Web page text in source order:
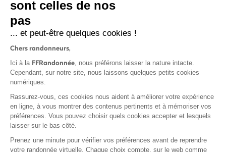
Protection des données
Politique de confidentialité
sont celles de nos
pas
... et peut-être quelques cookies !
Chers randonneurs,
Ici à la FFRandonnée, nous préférons laisser la nature intacte.
Cependant, sur notre site, nous laissons quelques petits cookies
numériques.
Rassurez-vous, ces cookies nous aident à améliorer votre expérience
en ligne, à vous montrer des contenus pertinents et à mémoriser vos
préférences. Vous pouvez choisir quels cookies accepter et lesquels
laisser sur le bas-côté.
Prenez une minute pour vérifier vos préférences avant de reprendre
votre randonnée virtuelle. Chaque choix compte, sur le web comme